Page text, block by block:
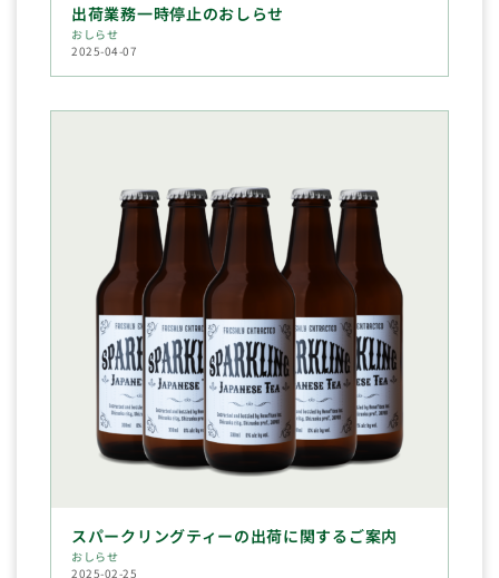
出荷業務一時停止のおしらせ
おしらせ
2025-04-07
スパークリングティーの出荷に関するご案内
おしらせ
2025-02-25